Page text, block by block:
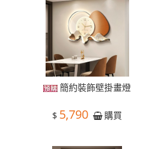
簡約裝飾壁掛畫燈
$ 5,790 購買